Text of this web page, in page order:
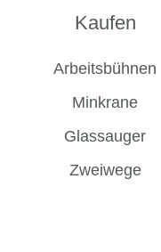
Kaufen
Arbeitsbühnen
Minkrane
Glassauger
Zweiwege